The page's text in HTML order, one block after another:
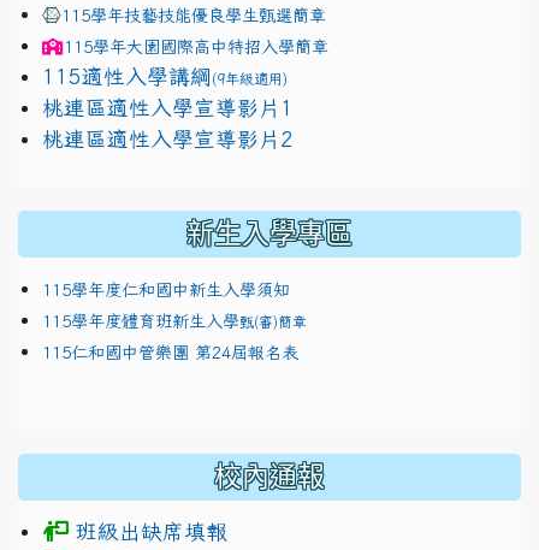
115學年技藝技能優良學生甄選簡章
115學年大園國際高中特招入學簡章
115適性入學講綱 (9年級適用)
link to https://docs.google.com/presentation/d/
桃連區適性入學宣導影片1
link to https://docs.google.com/presentation/d/
桃連區適性入學宣導影片2
新生入學專區
115學年度仁和國中新生入學須知
115學年度體育班新生入學甄(審)簡章
115仁和國中管樂團 第24屆報名表
校內通報
班級出缺席填報